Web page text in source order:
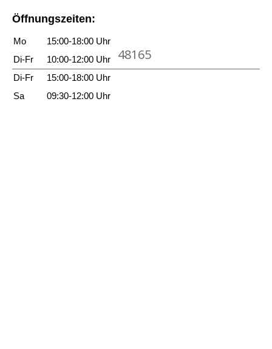
Öffnungszeiten:
Mo
15:00-18:00 Uhr
Di-Fr
10:00-12:00 Uhr
Di-Fr
15:00-18:00 Uhr
Sa
09:30-12:00 Uhr
48165